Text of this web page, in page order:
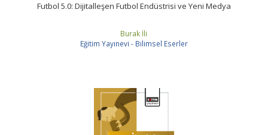
Futbol 5.0: Dijitalleşen Futbol Endüstrisi ve Yeni Medya
Burak İli
Eğitim Yayınevi - Bilimsel Eserler